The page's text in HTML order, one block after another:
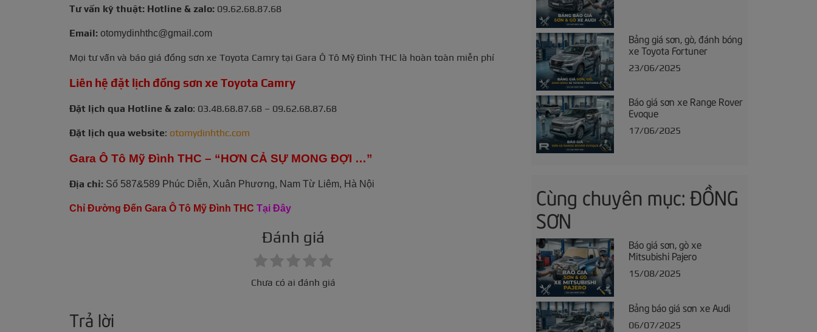
Tư vấn kỹ thuật: Hotline & zalo: 09.62.68.87.68
Email: otomydinhthc@gmail.com
Mọi tư vấn và báo giá đồng sơn xe Toyota Camry tại Gara Ô Tô Mỹ Đình THC là hoàn toàn miễn phí
Liên hệ đặt lịch đồng sơn xe Toyota Camry
Đặt lịch qua Hotline & zalo: 03.48.68.87.68 – 09.62.68.87.68
Đặt lịch qua website: otomydinhthc.com
Gara Ô Tô Mỹ Đình THC – “HƠN CẢ SỰ MONG ĐỢI …”
Địa chỉ: Số 587&589 Phúc Diễn, Xuân Phương, Nam Từ Liêm, Hà Nội
Chỉ Đường Đến Gara Ô Tô Mỹ Đình THC Tại Đây
Đánh giá
Chưa có ai đánh giá
Trả lời
Bảng giá sơn, gò, đánh bóng
xe Toyota Fortuner
23/06/2025
Báo giá sơn xe Range Rover
Evoque
17/06/2025
Cùng chuyên mục: ĐỒNG
SƠN
Báo giá sơn, gò xe
Mitsubishi Pajero
15/08/2025
Bảng báo giá sơn xe Audi
06/07/2025